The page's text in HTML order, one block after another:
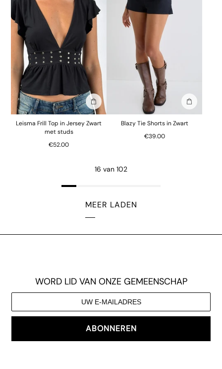
In winkelmand
Leisma Frill Top in Jersey Zwart
met studs
€52.00
In
Blazy Tie Shorts in Zwart
€39.00
16 van 102
MEER LADEN
WORD LID VAN ONZE GEMEENSCHAP
ABONNEREN